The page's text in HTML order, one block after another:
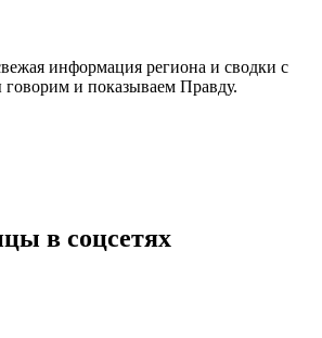
информация региона и сводки с
и показываем Правду.
в соцсетях